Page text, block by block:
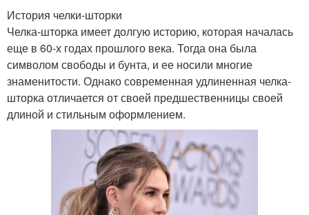
История челки-шторки
Челка-шторка имеет долгую историю, которая началась
еще в 60-х годах прошлого века. Тогда она была
символом свободы и бунта, и ее носили многие
знаменитости. Однако современная удлиненная челка-
шторка отличается от своей предшественницы своей
длиной и стильным оформлением.